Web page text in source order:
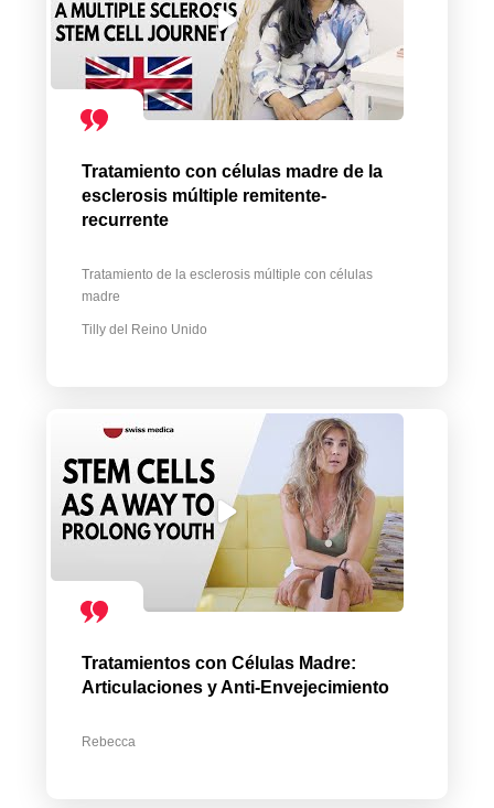
Tratamiento con células madre de la
esclerosis múltiple remitente-
recurrente
Tratamiento de la esclerosis múltiple con células
madre
Tilly del Reino Unido
Tratamientos con Células Madre:
Articulaciones y Anti-Envejecimiento
Rebecca